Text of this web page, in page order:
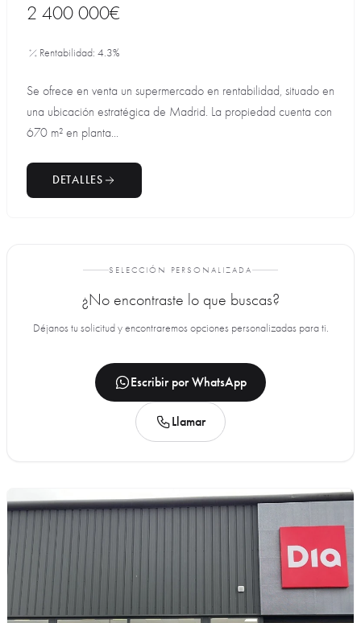
2 400 000€
Rentabilidad: 4.3%
Se ofrece en venta un supermercado en rentabilidad, situado en
una ubicación estratégica de Madrid. La propiedad cuenta con
670 m² en planta...
DETALLES
SELECCIÓN PERSONALIZADA
¿No encontraste lo que buscas?
Déjanos tu solicitud y encontraremos opciones personalizadas para ti.
Escribir por WhatsApp
Llamar